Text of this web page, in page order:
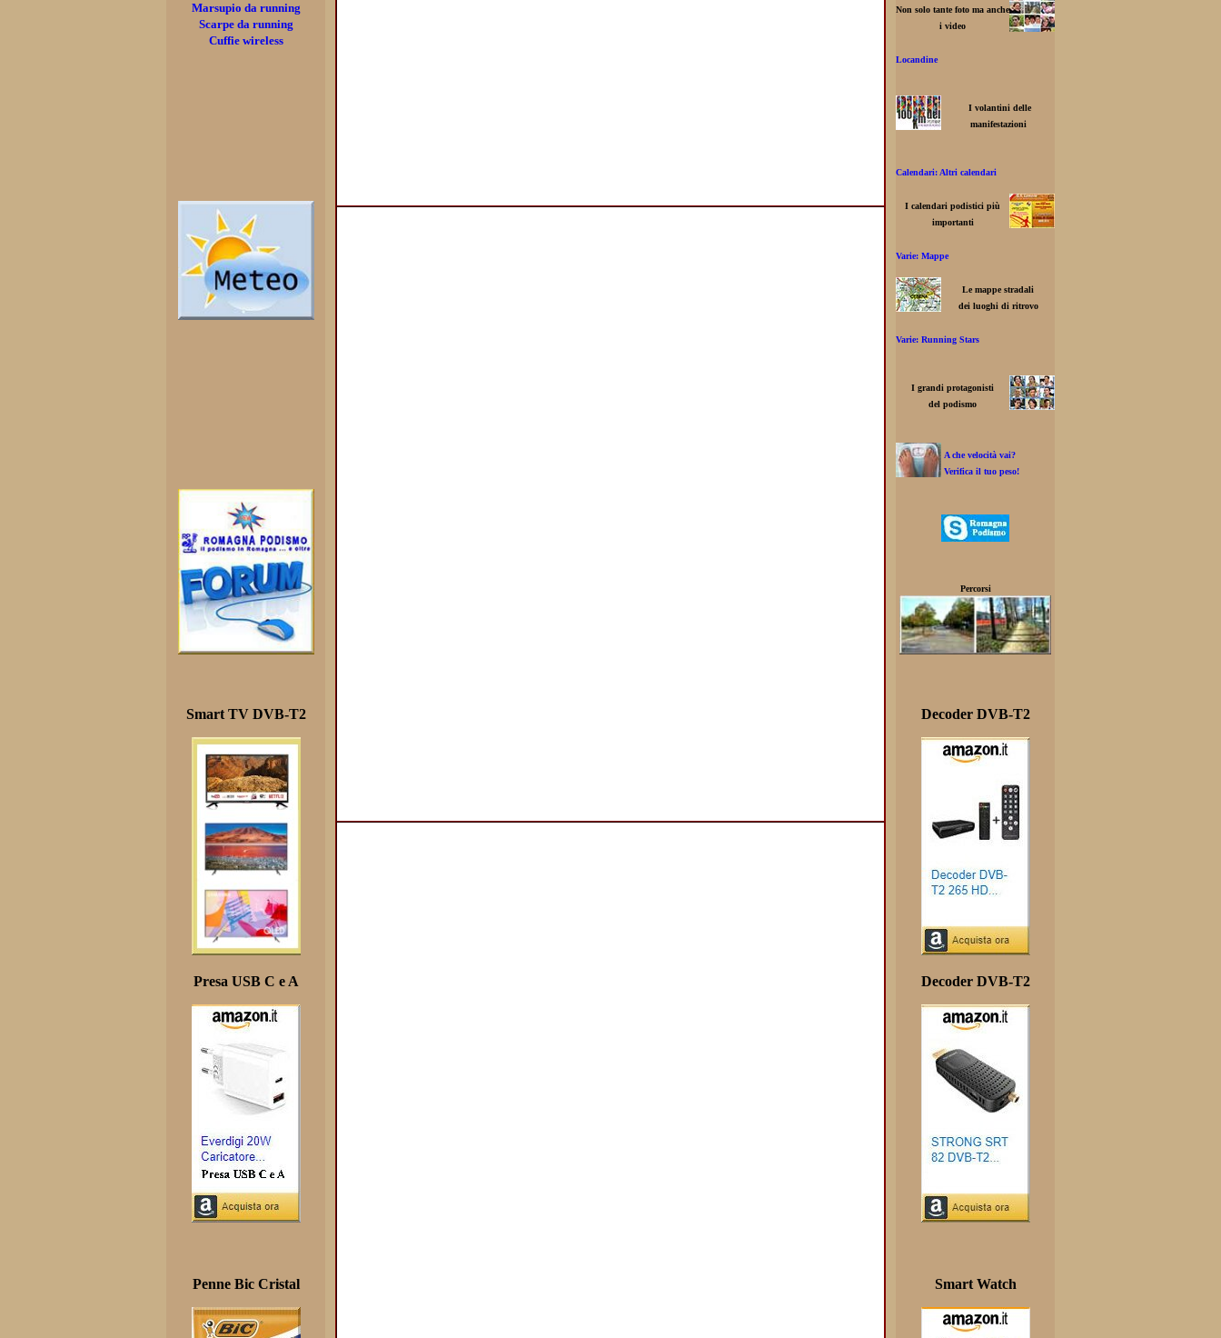
Non solo tante foto ma anche
i video
Locandine
I volantini delle
manifestazioni
Calendari: Altri calendari
I calendari podistici più
importanti
Varie: Mappe
Le mappe stradali
dei luoghi di ritrovo
Varie: Running Stars
I grandi protagonisti
del podismo
A che velocità vai?
Verifica il tuo peso!
Marsupio da running
Scarpe da running
Cuffie wireless
Percorsi
Smart TV DVB-T2
Presa USB C e A
Decoder DVB-T2
Decoder DVB-T2
Penne Bic Cristal Smart Watch